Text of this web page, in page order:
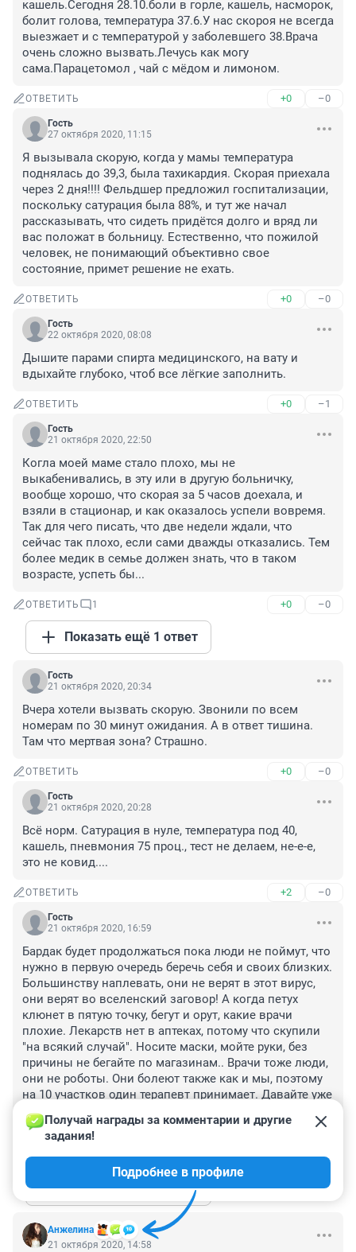
кашель.Сегодня 28.10.боли в горле, кашель, насморок,
болит голова, температура 37.6.У нас скороя не всегда
выезжает и с температурой у заболевшего 38.Врача
очень сложно вызвать.Лечусь как могу
сама.Парацетомол , чай с мёдом и лимоном.
ОТВЕТИТЬ +0 –0
Гость
27 октября 2020, 11:15
Я вызывала скорую, когда у мамы температура
поднялась до 39,3, была тахикардия. Скорая приехала
через 2 дня!!!! Фельдшер предложил госпитализации,
поскольку сатурация была 88%, и тут же начал
рассказывать, что сидеть придётся долго и вряд ли
вас положат в больницу. Естественно, что пожилой
человек, не понимающий объективно свое
состояние, примет решение не ехать.
ОТВЕТИТЬ +0 –0
Гость
22 октября 2020, 08:08
Дышите парами спирта медицинского, на вату и
вдыхайте глубоко, чтоб все лёгкие заполнить.
ОТВЕТИТЬ +0 –1
Гость
21 октября 2020, 22:50
Когла моей маме стало плохо, мы не
выкабенивались, в эту или в другую больничку,
вообще хорошо, что скорая за 5 часов доехала, и
взяли в стационар, и как оказалось успели вовремя.
Так для чего писать, что две недели ждали, что
сейчас так плохо, если сами дважды отказались. Тем
более медик в семье должен знать, что в таком
возрасте, успеть бы...
ОТВЕТИТЬ 1 +0 –0
Показать ещё 1 ответ
Гость
21 октября 2020, 20:34
Вчера хотели вызвать скорую. Звонили по всем
номерам по 30 минут ожидания. А в ответ тишина.
Там что мертвая зона? Страшно.
ОТВЕТИТЬ +0 –0
Гость
21 октября 2020, 20:28
Всё норм. Сатурация в нуле, температура под 40,
кашель, пневмония 75 проц., тест не делаем, не-е-е,
это не ковид....
ОТВЕТИТЬ +2 –0
Гость
21 октября 2020, 16:59
Бардак будет продолжаться пока люди не поймут, что
нужно в первую очередь беречь себя и своих близких.
Большинству наплевать, они не верят в этот вирус,
они верят во вселенский заговор! А когда петух
клюнет в пятую точку, бегут и орут, какие врачи
плохие. Лекарств нет в аптеках, потому что скупили
"на всякий случай". Носите маски, мойте руки, без
причины не бегайте по магазинам.. Врачи тоже люди,
они не роботы. Они болеют также как и мы, поэтому
на 10 участков один терапевт принимает. Давайте уже
научимся быть дисциплинировснными, хотя бы во
время эпидемии.
ОТВЕТИТЬ 1 +1 –1
Показать ещё 1 ответ
Анжелина
Получай награды за комментарии и другие
задания!
Подробнее в профиле
21 октября 2020, 14:58